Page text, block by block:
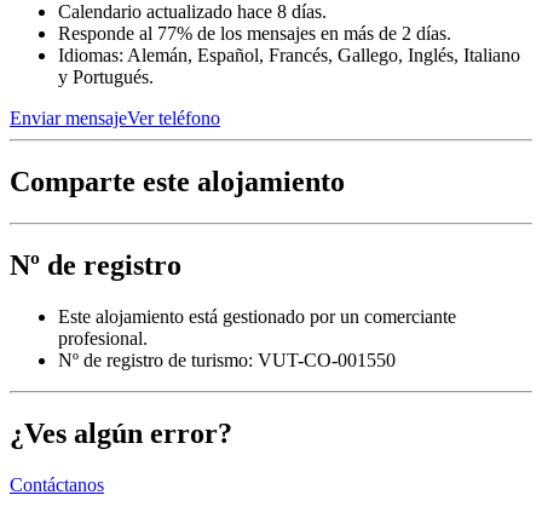
Calendario actualizado hace 8 días.
Responde al 77% de los mensajes en más de 2 días.
Idiomas: Alemán, Español, Francés, Gallego, Inglés, Italiano
y Portugués.
Enviar mensajeVer teléfono
Comparte este alojamiento
Nº de registro
Este alojamiento está gestionado por un comerciante
profesional.
Nº de registro de turismo: VUT-CO-001550
¿Ves algún error?
Contáctanos